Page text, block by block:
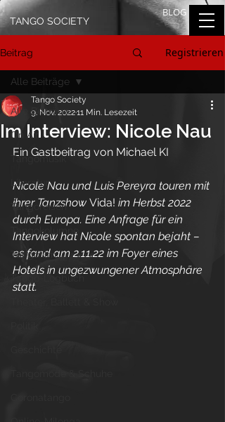
BLOG
TANGO SOCIETY
Beitrag Registrieren
Alle Beiträge
On Air
Tangomusik
Literatur
Tangoreisen
Tangokolumne
Tangofilm
Tango-Logbuch
Alle Beiträge
Im Interview: Nicole Nau
Tango Society
9. Nov. 202211 Min. Lesezeit
Ein Gastbeitrag von Michael KI
Nicole Nau und Luis Pereyra touren mit
ihrer Tanzshow Vida! im Herbst 2022
durch Europa. Eine Anfrage für ein
Interview hat Nicole spontan bejaht –
es fand am 2.11.22 im Foyer eines
Hotels in ungezwungener Atmosphäre
statt.